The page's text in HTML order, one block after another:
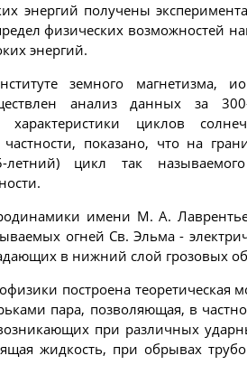
энергий получены
физических возможностей
энергий.
земного магнетизма,
анализ данных за
характеристики циклов
показано, что на
летний) цикл так
имени М. А.
огней Св. Эльма -
в нижний слой грозовых
построена теоретическая
пара, позволяющая, в
при различных
жидкость, при обрывах